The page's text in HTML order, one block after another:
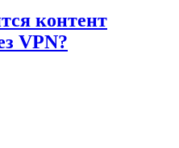
контент
VPN?